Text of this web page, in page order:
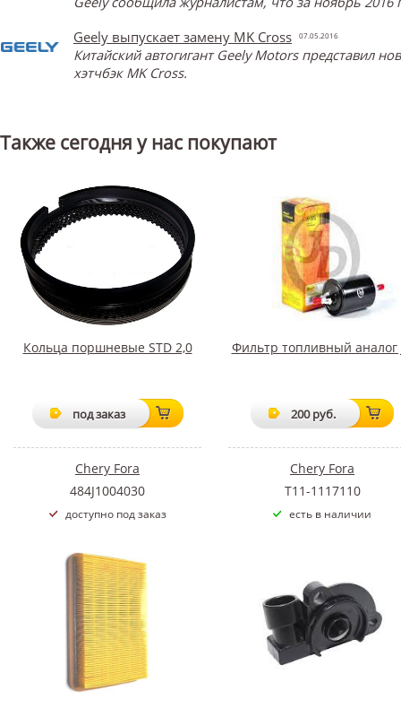
Geely выпускает замену MK Cross
07.05.2016
Китайский автогигант Geely Motors представил
хэтчбэк MK Cross.
Также сегодня у нас покупают
Кольца поршневые STD 2,0
под заказ
Chery Fora
484J1004030
доступно под заказ
Фильтр топливный аналог
200 руб.
Chery Fora
T11-1117110
есть в наличии